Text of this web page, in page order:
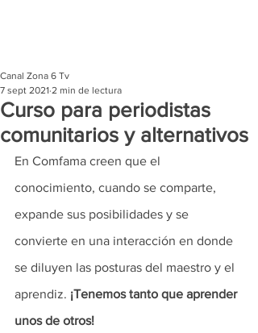
Curso para periodistas
comunitarios y alternativos
Canal Zona 6 Tv
7 sept 2021 2 min de lectura
En Comfama creen que el
conocimiento, cuando se comparte,
expande sus posibilidades y se
convierte en una interacción en donde
se diluyen las posturas del maestro y el
aprendiz. ¡Tenemos tanto que aprender
unos de otros!